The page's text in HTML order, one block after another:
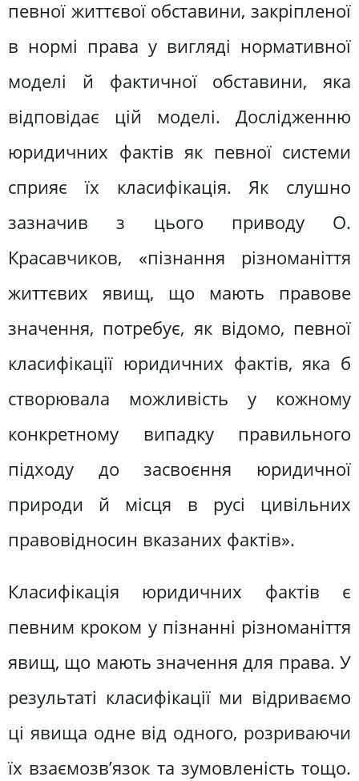
певної життєвої обставини, закріпленої
в нормі права у вигляді нормативної
моделі й фактичної обставини, яка
відповідає цій моделі. Дослідженню
юридичних фактів як певної системи
сприяє їх класифікація. Як слушно
зазначив з цього приводу О.
Красавчиков, «пізнання різноманіття
життєвих явищ, що мають правове
значення, потребує, як відомо, певної
класифікації юридичних фактів, яка б
створювала можливість у кожному
конкретному випадку правильного
підходу до засвоєння юридичної
природи й місця в русі цивільних
правовідносин вказаних фактів».
Класифікація юридичних фактів є
певним кроком у пізнанні різноманіття
явищ, що мають значення для права. У
результаті класифікації ми відриваємо
ці явища одне від одного, розриваючи
їх взаємозв’язок та зумовленість тощо.